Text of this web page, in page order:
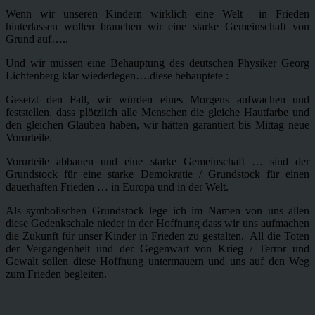
Wenn wir unseren Kindern wirklich eine Welt in Frieden
hinterlassen wollen brauchen wir eine starke Gemeinschaft von
Grund auf…..
Und wir müssen eine Behauptung des deutschen Physiker Georg
Lichtenberg klar wiederlegen….diese behauptete :
Gesetzt den Fall, wir würden eines Morgens aufwachen und
feststellen, dass plötzlich alle Menschen die gleiche Hautfarbe und
den gleichen Glauben haben, wir hätten garantiert bis Mittag neue
Vorurteile.
Vorurteile abbauen und eine starke Gemeinschaft … sind der
Grundstock für eine starke Demokratie / Grundstock für einen
dauerhaften Frieden … in Europa und in der Welt.
Als symbolischen Grundstock lege ich im Namen von uns allen
diese Gedenkschale nieder in der Hoffnung dass wir uns aufmachen
die Zukunft für unser Kinder in Frieden zu gestalten. All die Toten
der Vergangenheit und der Gegenwart von Krieg / Terror und
Gewalt sollen diese Hoffnung untermauern und uns auf den Weg
zum Frieden begleiten.